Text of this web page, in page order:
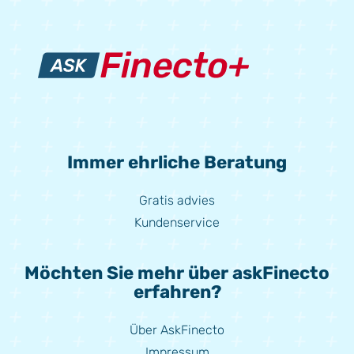
Immer ehrliche Beratung
Gratis advies
Kundenservice
Möchten Sie mehr über askFinecto
erfahren?
Über AskFinecto